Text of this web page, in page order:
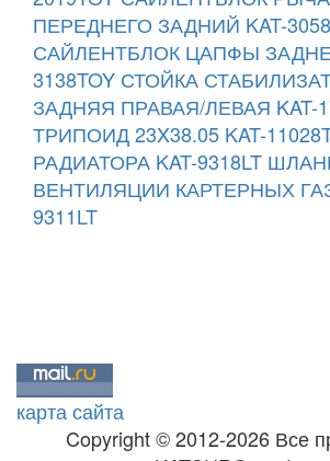
ПЕРЕДНЕГО ЗАДНИЙ KAT-
САЙЛЕНТБЛОК ЦАПФЫ
3138TOY СТОЙКА
ЗАДНЯЯ ПРАВАЯ/ЛЕВАЯ KAT-
ТРИПОИД 23X38.05 KAT-
РАДИАТОРА KAT-9318LT
ВЕНТИЛЯЦИИ КАРТЕРНЫХ
9311LT
карта сайта
Copyright © 2012-2026 Все